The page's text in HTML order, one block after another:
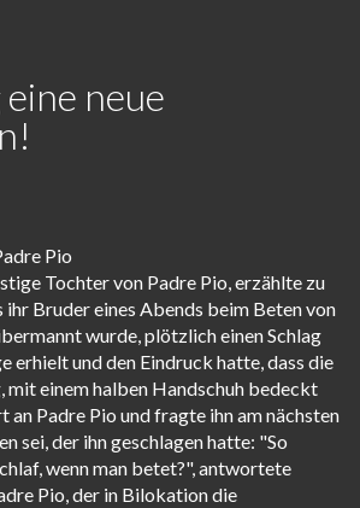
eine neue
Pio
Tochter von Padre Pio, erzählte zu
ihr Bruder eines Abends beim Beten von
wurde, plötzlich einen Schlag
erhielt und den Eindruck hatte, dass die
mit einem halben Handschuh bedeckt
an Padre Pio und fragte ihn am nächsten
sei, der ihn geschlagen hatte: "So
wenn man betet?", antwortete
Pio, der in Bilokation die